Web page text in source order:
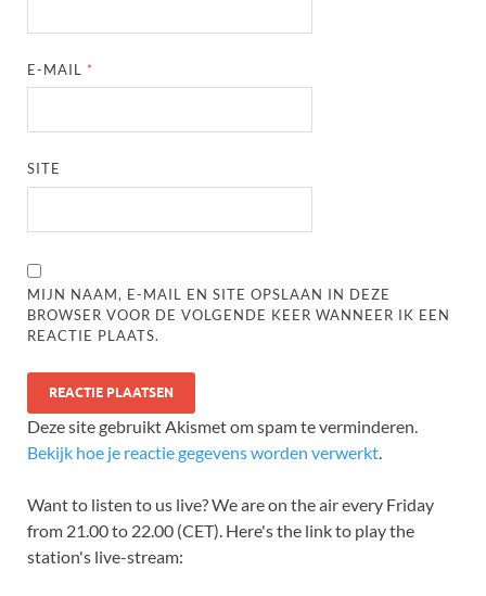
E-MAIL *
SITE
MIJN NAAM, E-MAIL EN SITE OPSLAAN IN DEZE
BROWSER VOOR DE VOLGENDE KEER WANNEER IK EEN
REACTIE PLAATS.
Deze site gebruikt Akismet om spam te verminderen.
Bekijk hoe je reactie gegevens worden verwerkt.
Want to listen to us live? We are on the air every Friday
from 21.00 to 22.00 (CET). Here's the link to play the
station's live-stream: